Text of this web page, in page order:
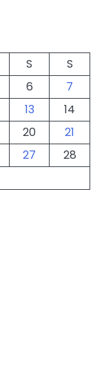
S
S
6
7
13
14
20
21
27
28